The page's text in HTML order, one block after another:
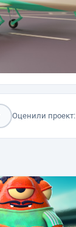
Оценили проект: